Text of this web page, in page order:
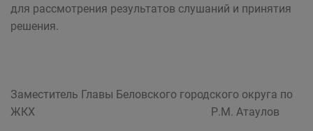
для рассмотрения результатов слушаний и принятия
решения.
Заместитель Главы Беловского городского округа по
ЖКХ Р.М. Атаулов